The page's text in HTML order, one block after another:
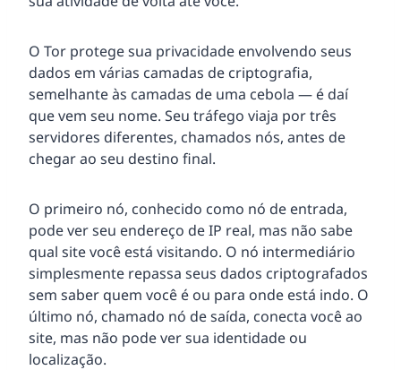
O Tor protege sua privacidade envolvendo seus
dados em várias camadas de criptografia,
semelhante às camadas de uma cebola — é daí
que vem seu nome. Seu tráfego viaja por três
servidores diferentes, chamados nós, antes de
chegar ao seu destino final.
O primeiro nó, conhecido como nó de entrada,
pode ver seu endereço de IP real, mas não sabe
qual site você está visitando. O nó intermediário
simplesmente repassa seus dados criptografados
sem saber quem você é ou para onde está indo. O
último nó, chamado nó de saída, conecta você ao
site, mas não pode ver sua identidade ou
localização.